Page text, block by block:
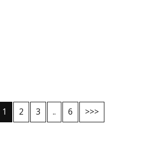
1 2 3 .. 6 >>>